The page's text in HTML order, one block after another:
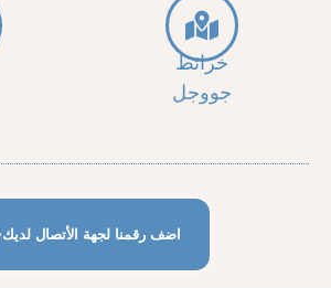
خرائط
جووجل
اضف رقمنا لجهة الأتصال لديك